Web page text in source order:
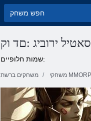
סאטיל ירוביג :םד וק
שמות חלופיים:
משחקים ברשת